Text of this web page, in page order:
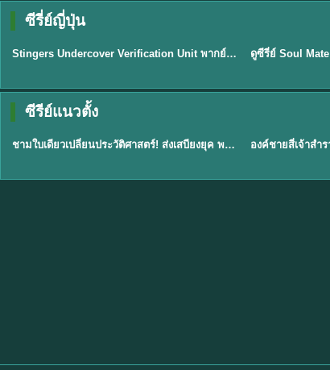
ซีรี่ย์ญี่ปุ่น
EP.11
พากย์ไทย
Stingers Undercover Verification Unit พากย์ไทย EP1-11 HD ฟรี ★8
ซีรีย์แนวตั้ง
EP.1
พากย์ไทย
ชามใบเดียวเปลี่ยนประวัติศาสตร์! ส่งเสบียงยุค พากย์ไทย